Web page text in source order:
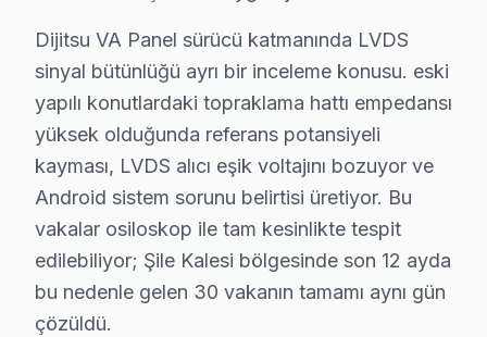
· Pendik Dijitsu
· Sancaktepe Dijitsu
Şile Diğer Marka Servisleri
· Şile Sony
· Şile Philips
· Şile Samsung
Dijitsu VA Panel sürücü katmanında LVDS
sinyal bütünlüğü ayrı bir inceleme konusu. eski
yapılı konutlardaki topraklama hattı empedansı
yüksek olduğunda referans potansiyeli
kayması, LVDS alıcı eşik voltajını bozuyor ve
Android sistem sorunu belirtisi üretiyor. Bu
vakalar osiloskop ile tam kesinlikte tespit
edilebiliyor; Şile Kalesi bölgesinde son 12 ayda
bu nedenle gelen 30 vakanın tamamı aynı gün
çözüldü.